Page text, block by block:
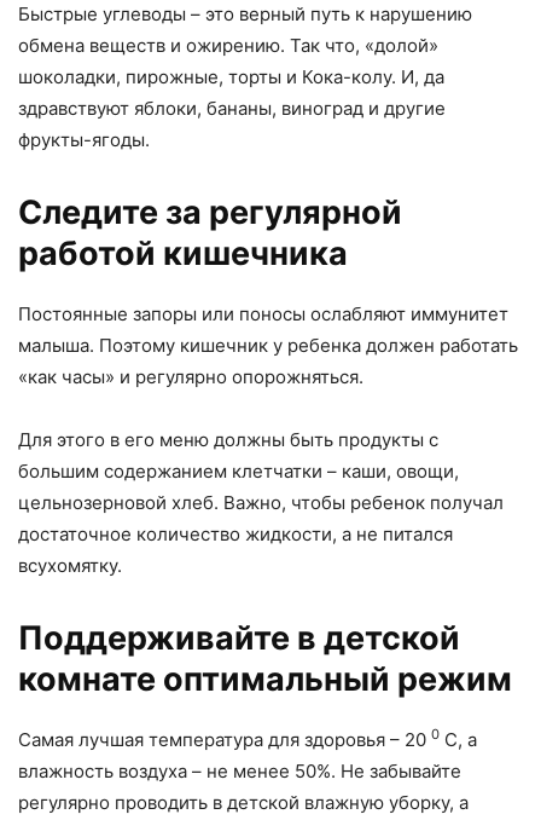
Быстрые углеводы – это верный путь к нарушению
обмена веществ и ожирению. Так что, «долой»
шоколадки, пирожные, торты и Кока-колу. И, да
здравствуют яблоки, бананы, виноград и другие
фрукты-ягоды.
Следите за регулярной
работой кишечника
Постоянные запоры или поносы ослабляют иммунитет
малыша. Поэтому кишечник у ребенка должен работать
«как часы» и регулярно опорожняться.
Для этого в его меню должны быть продукты с
большим содержанием клетчатки – каши, овощи,
цельнозерновой хлеб. Важно, чтобы ребенок получал
достаточное количество жидкости, а не питался
всухомятку.
Поддерживайте в детской
комнате оптимальный режим
Самая лучшая температура для здоровья – 20 0 С, а
влажность воздуха – не менее 50%. Не забывайте
регулярно проводить в детской влажную уборку, а